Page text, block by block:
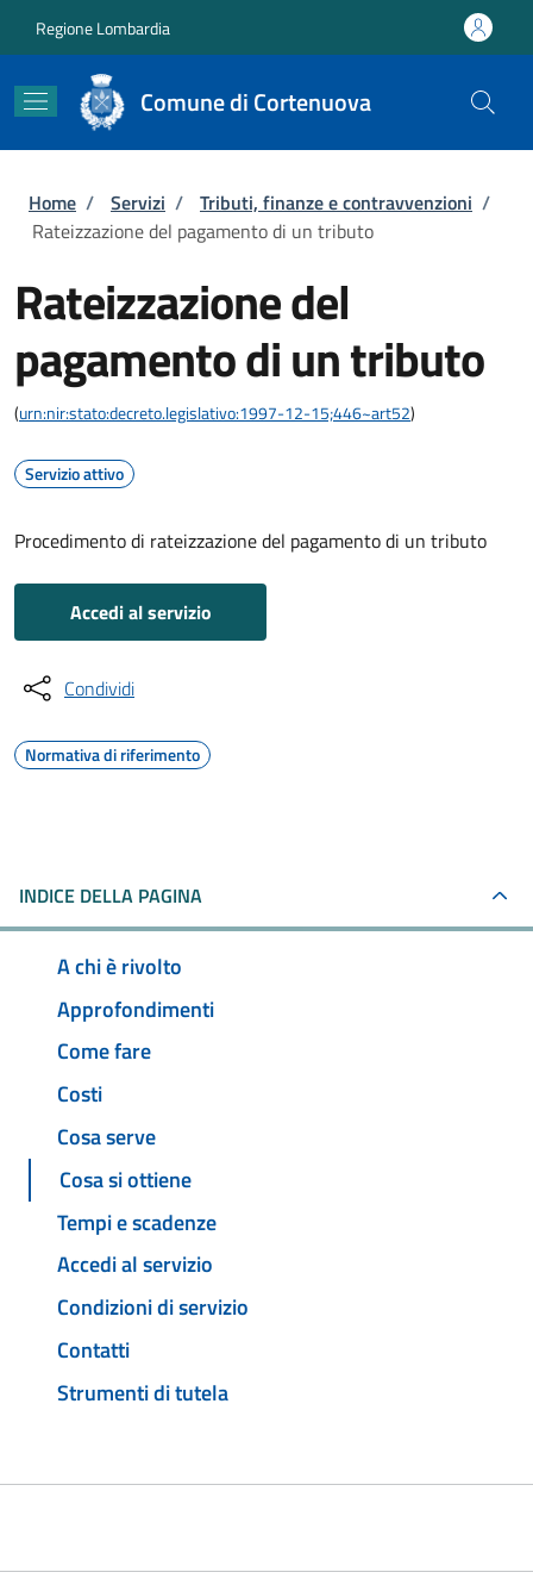
Regione Lombardia
Comune di Cortenuova
Briciole di pane
Home / Servizi / Tributi, finanze e contravvenzioni /
Rateizzazione del pagamento di un tributo
Rateizzazione del
pagamento di un tributo
(urn:nir:stato:decreto.legislativo:1997-12-15;446~art52)
Servizio attivo
Procedimento di rateizzazione del pagamento di un tributo
Accedi al servizio
Condividi
Normativa di riferimento
INDICE DELLA PAGINA
A chi è rivolto
Approfondimenti
Come fare
Costi
Cosa serve
Cosa si ottiene
Tempi e scadenze
Accedi al servizio
Condizioni di servizio
Contatti
Strumenti di tutela